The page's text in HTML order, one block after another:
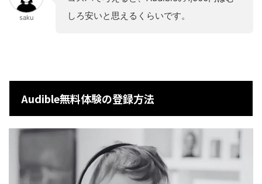
saku
しろ安いと思えるくらいです。
Audible無料体験の登録方法